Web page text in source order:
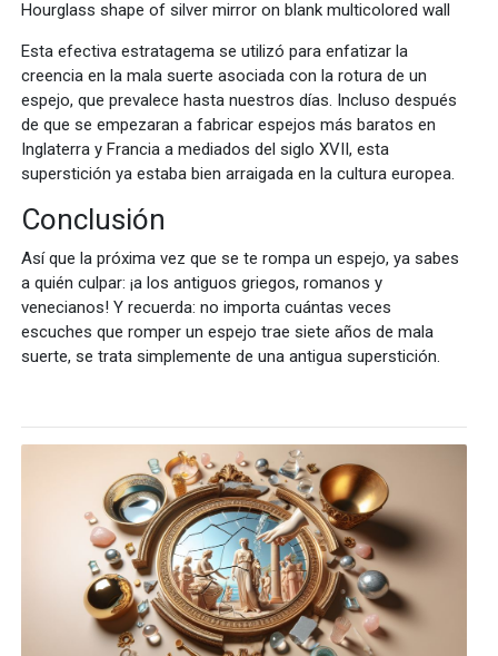
Hourglass shape of silver mirror on blank multicolored wall
Esta efectiva estratagema se utilizó para enfatizar la
creencia en la mala suerte asociada con la rotura de un
espejo, que prevalece hasta nuestros días. Incluso después
de que se empezaran a fabricar espejos más baratos en
Inglaterra y Francia a mediados del siglo XVII, esta
superstición ya estaba bien arraigada en la cultura europea.
Conclusión
Así que la próxima vez que se te rompa un espejo, ya sabes
a quién culpar: ¡a los antiguos griegos, romanos y
venecianos! Y recuerda: no importa cuántas veces
escuches que romper un espejo trae siete años de mala
suerte, se trata simplemente de una antigua superstición.